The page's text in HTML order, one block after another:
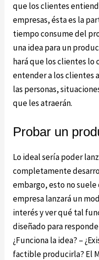
que los clientes
empresas, ésta es la
tiempo consume del
una idea para un
hará que los clientes lo
entender a los clientes
las personas,
que les atraerán.
Probar un
Lo ideal sería poder
completamente
embargo, esto no suele
empresa lanzará un
interés y ver qué tal
diseñado para
¿Funciona la idea? –
factible producirla? El